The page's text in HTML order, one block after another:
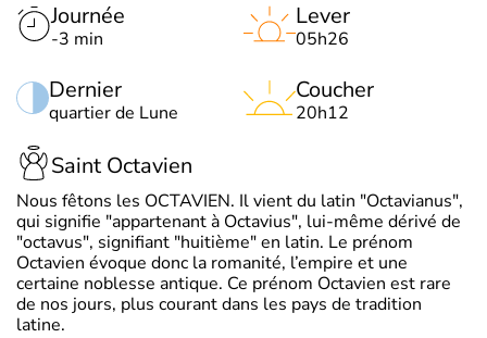
Journée
-3 min
Dernier
quartier de Lune
Lever
05h26
Coucher
20h12
Saint Octavien
Nous fêtons les OCTAVIEN. Il vient du latin "Octavianus",
qui signifie "appartenant à Octavius", lui-même dérivé de
"octavus", signifiant "huitième" en latin. Le prénom
Octavien évoque donc la romanité, l’empire et une
certaine noblesse antique. Ce prénom Octavien est rare
de nos jours, plus courant dans les pays de tradition
latine.